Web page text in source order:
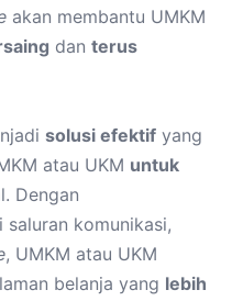
akan membantu UMKM
dan terus
solusi efektif yang
atau UKM untuk
Dengan
komunikasi,
, UMKM atau UKM
belanja yang lebih